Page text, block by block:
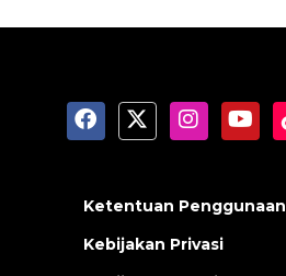
Ketentuan Penggunaan
Kebijakan Privasi